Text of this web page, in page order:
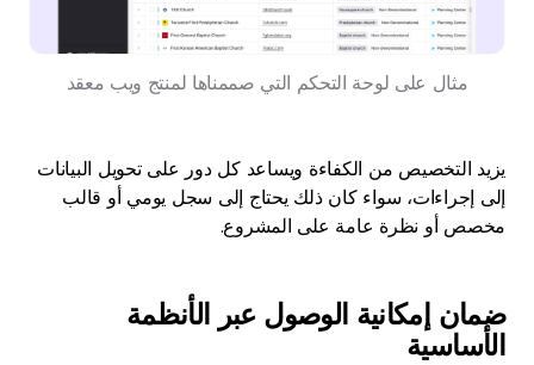
مثال على لوحة التحكم التي صممناها لمنتج ويب معقد
يزيد التخصيص من الكفاءة ويساعد كل دور على تحويل البيانات
إلى إجراءات، سواء كان ذلك يحتاج إلى سجل يومي أو قالب
مخصص أو نظرة عامة على المشروع.
ضمان إمكانية الوصول عبر الأنظمة
الأساسية